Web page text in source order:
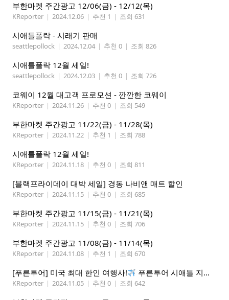
부한마켓 주간광고 12/06(금) - 12/12(목)
KReporter | 2024.12.06 | 추천 1 | 조회 631
시애틀폴락 - 시래기 판매
seattlepollock | 2024.12.04 | 추천 0 | 조회 826
시애틀폴락 12월 세일!
seattlepollock | 2024.12.03 | 추천 0 | 조회 726
코웨이 12월 대고객 프로모션 - 깐깐한 코웨이
KReporter | 2024.11.26 | 추천 0 | 조회 549
부한마켓 주간광고 11/22(금) - 11/28(목)
KReporter | 2024.11.22 | 추천 1 | 조회 788
시애틀폴락 12월 세일!
KReporter | 2024.11.18 | 추천 0 | 조회 811
[블랙프라이데이 대박 세일] 경동 나비앤 매트 할인
KReporter | 2024.11.15 | 추천 0 | 조회 685
부한마켓 주간광고 11/15(금) - 11/21(목)
KReporter | 2024.11.15 | 추천 0 | 조회 706
부한마켓 주간광고 11/08(금) - 11/14(목)
KReporter | 2024.11.08 | 추천 1 | 조회 670
[푸른투어] 미국 최대 한인 여행사! 푸른투어 시애틀 지점 오픈특가, 최대 300불 할인!
KReporter | 2024.11.05 | 추천 0 | 조회 642